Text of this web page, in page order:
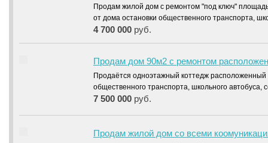
Продам жилой дом с ремонтом "под ключ"
от дома остановки общественного транспорта,
4 700 000 руб.
Продам дом 90м2 с ремонтом
Продаётся одноэтажный коттедж
общественного транспорта, школьного
7 500 000 руб.
Продам жилой дом со всеми